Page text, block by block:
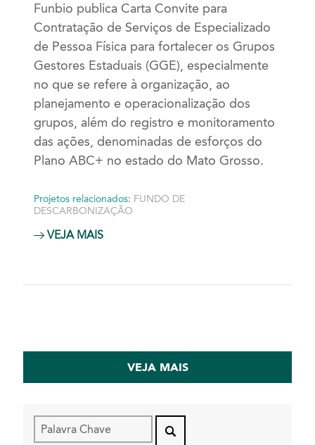
Funbio publica Carta Convite para
Contratação de Serviços de Especializado
de Pessoa Física para fortalecer os Grupos
Gestores Estaduais (GGE), especialmente
no que se refere à organização, ao
planejamento e operacionalização dos
grupos, além do registro e monitoramento
das ações, denominadas de esforços do
Plano ABC+ no estado do Mato Grosso.
Projetos relacionados: FUNDO DE
DESCARBONIZAÇÃO
VEJA MAIS
VEJA MAIS